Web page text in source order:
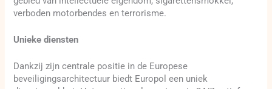
verboden motorbendes en terrorisme.
Unieke diensten
Dankzij zijn centrale positie in de Europese
beveiligingsarchitectuur biedt Europol een uniek